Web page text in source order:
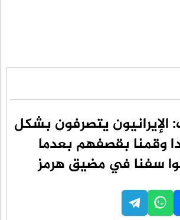
الإيرانيون يتصرفون بشكل
وقمنا بقصفهم بعدما
سفنا في مضيق هرمز